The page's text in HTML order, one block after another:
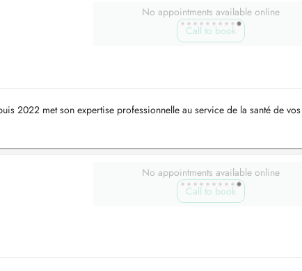
No appointments available online
Call to book
2022 met son expertise professionnelle au service de la santé de
No appointments available online
Call to book